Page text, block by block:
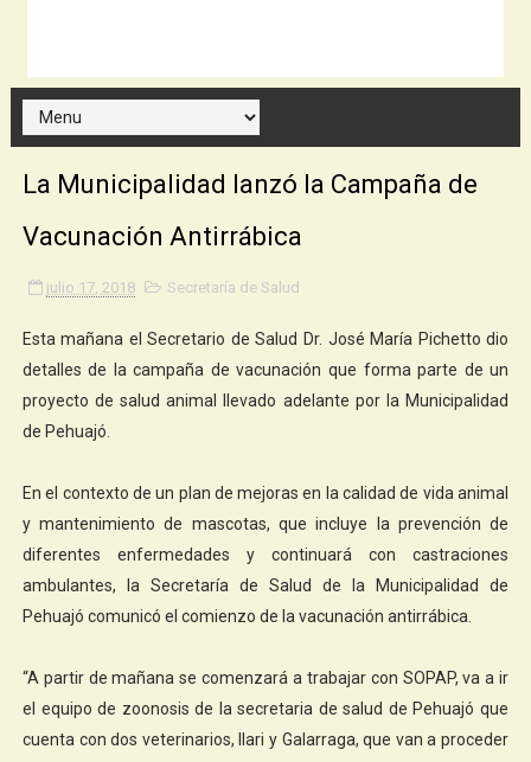
La Municipalidad lanzó la Campaña de
Vacunación Antirrábica
julio 17, 2018 Secretaría de Salud
Esta mañana el Secretario de Salud Dr. José María Pichetto dio
detalles de la campaña de vacunación que forma parte de un
proyecto de salud animal llevado adelante por la Municipalidad
de Pehuajó.
En el contexto de un plan de mejoras en la calidad de vida animal
y mantenimiento de mascotas, que incluye la prevención de
diferentes enfermedades y continuará con castraciones
ambulantes, la Secretaría de Salud de la Municipalidad de
Pehuajó comunicó el comienzo de la vacunación antirrábica.
“A partir de mañana se comenzará a trabajar con SOPAP, va a ir
el equipo de zoonosis de la secretaria de salud de Pehuajó que
cuenta con dos veterinarios, Ilari y Galarraga, que van a proceder